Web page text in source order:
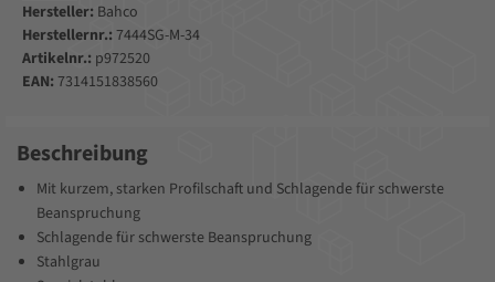
Hersteller: Bahco
Herstellernr.: 7444SG-M-34
Artikelnr.: p972520
EAN: 7314151838560
Beschreibung
Mit kurzem, starken Profilschaft und Schlagende für schwerste
Beanspruchung
Schlagende für schwerste Beanspruchung
Stahlgrau